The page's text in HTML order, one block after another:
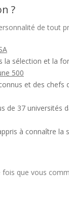
?
de tout
sélection et la
500
et des chefs
de 37 universités
à connaître
fois que vous